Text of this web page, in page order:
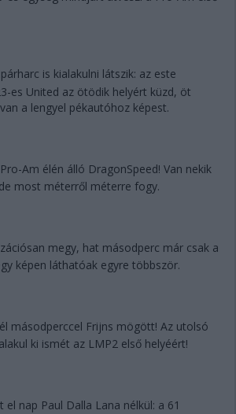
is kialakulni látszik: az este
es United az ötödik helyért küzd, öt
a lengyel pékautóhoz képest.
Am élén álló DragonSpeed! Van nekik
most méterről méterre fogy.
megy, hat másodperc már csak a
képen láthatóak egyre többször.
másodperccel Frijns mögött! Az utolsó
ki ismét az LMP2 első helyéért!
el nap Paul Dalla Lana nélkül: a 61